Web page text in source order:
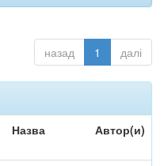
назад 1 далі
Назва Автор(и)